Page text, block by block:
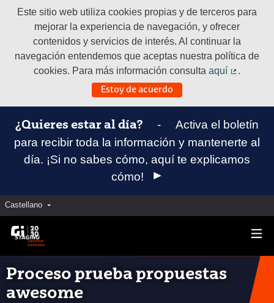
Este sitio web utiliza cookies propias y de terceros para
mejorar la experiencia de navegación, y ofrecer
contenidos y servicios de interés. Al continuar la
navegación entendemos que aceptas nuestra política de
cookies. Para más información consultaaquí
.
Estoy de acuerdo
¿Quieres estar al día? -
Activa el boletín
para recibir toda la información y mantenerte al
día. ¡Si no sabes cómo, aquí te explicamos
cómo!
Castellano Elegir el idioma
Proceso prueba propuestas
awesome